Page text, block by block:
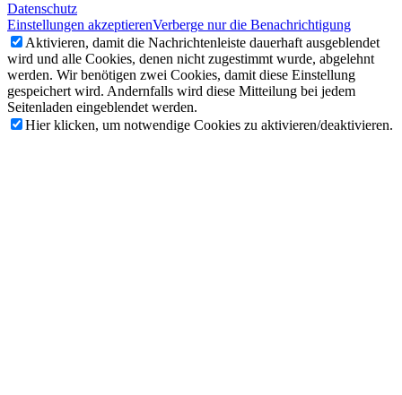
Datenschutz
Einstellungen akzeptierenVerberge nur die Benachrichtigung
Aktivieren, damit die Nachrichtenleiste dauerhaft ausgeblendet
wird und alle Cookies, denen nicht zugestimmt wurde, abgelehnt
werden. Wir benötigen zwei Cookies, damit diese Einstellung
gespeichert wird. Andernfalls wird diese Mitteilung bei jedem
Seitenladen eingeblendet werden.
Hier klicken, um notwendige Cookies zu aktivieren/deaktivieren.